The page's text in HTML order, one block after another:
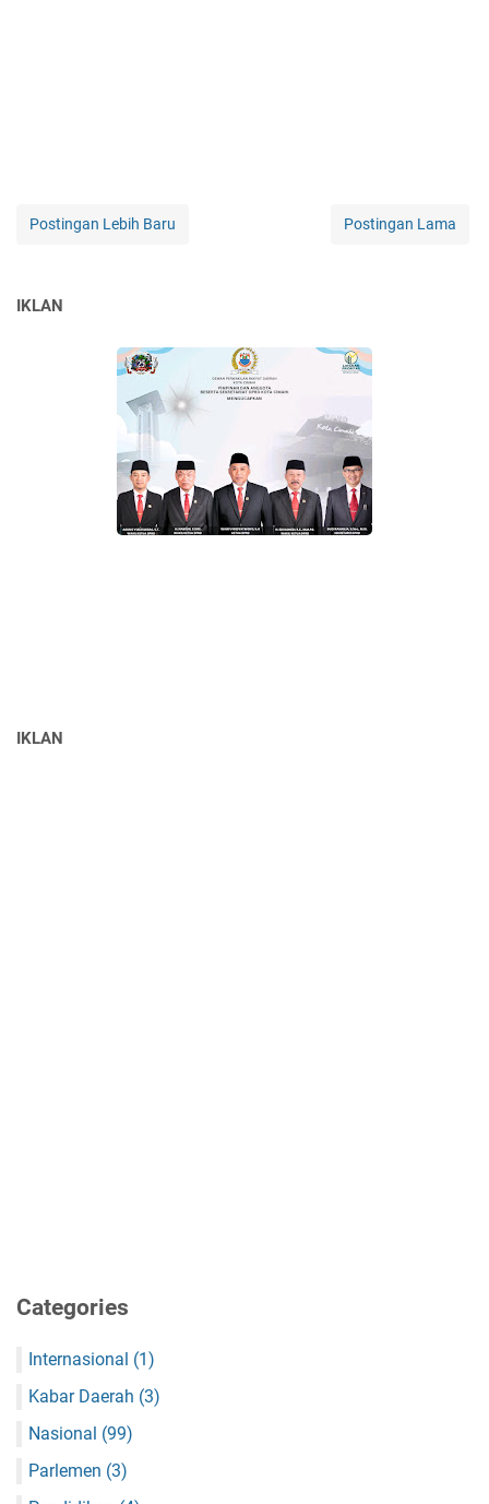
Postingan Lebih Baru Postingan Lama
IKLAN
IKLAN
Categories
Internasional (1)
Kabar Daerah (3)
Nasional (99)
Parlemen (3)